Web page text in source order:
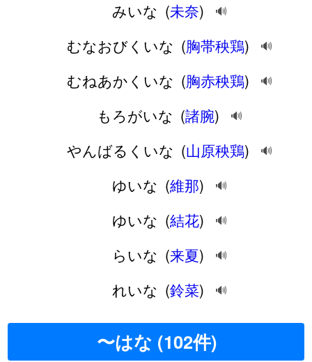
みいな (未奈) 🔊
むなおびくいな (胸帯秧鶏) 🔊
むねあかくいな (胸赤秧鶏) 🔊
もろがいな (諸腕) 🔊
やんばるくいな (山原秧鶏) 🔊
ゆいな (維那) 🔊
ゆいな (結花) 🔊
らいな (来夏) 🔊
れいな (鈴菜) 🔊
〜はな (102件)